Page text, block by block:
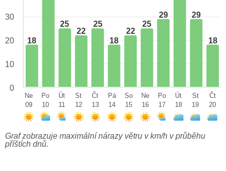
18
25
22
25
18
22
25
29 29
18
30
20
10
0
Ne
09
Po
10
Út
11
St
12
Čt
13
Pá
14
So
15
Ne
16
Po
17
Út
18
St
19
Čt
20
Graf zobrazuje maximální nárazy větru v km/h v průběhu
příštích dnů.